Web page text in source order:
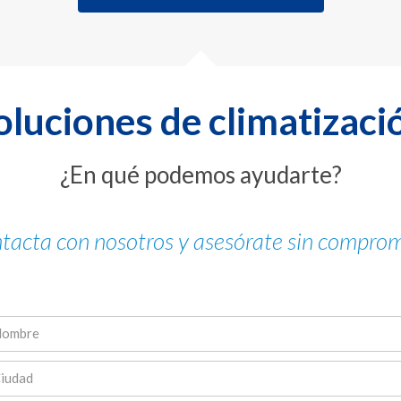
de
¿En qué podemos ayudarte?
con nosotros y asesórate sin